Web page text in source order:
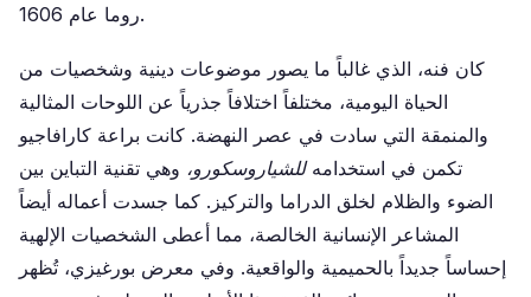
روما عام 1606.
كان فنه، الذي غالباً ما يصور موضوعات دينية وشخصيات من
الحياة اليومية، مختلفاً اختلافاً جذرياً عن اللوحات المثالية
والمنمقة التي سادت في عصر النهضة. كانت براعة كارافاجيو
تكمن في استخدامهللشياروسكورو، وهي تقنية التباين بين
الضوء والظلام لخلق الدراما والتركيز. كما جسدت أعماله أيضاً
المشاعر الإنسانية الخالصة، مما أعطى الشخصيات الإلهية
إحساساً جديداً بالحميمية والواقعية. وفي معرض بورغيزي، تُظهر